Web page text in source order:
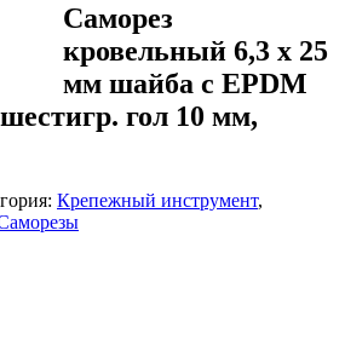
Саморез
кровельный 6,3 х 25
мм шайба с EPDM
гол 10 мм,
Крепежный инструмент,